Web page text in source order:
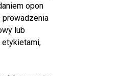
opon
lub